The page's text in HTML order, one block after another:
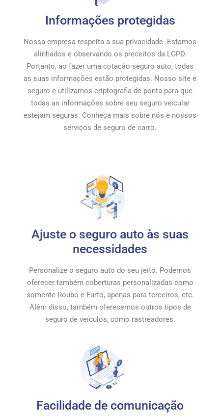
Informações protegidas
Nossa empresa respeita a sua privacidade. Estamos
alinhados e observando os preceitos da LGPD.
Portanto, ao fazer uma cotação seguro auto, todas
as suas informações estão protegidas. Nosso site é
seguro e utilizamos criptografia de ponta para que
todas as informações sobre seu seguro veicular
estejam seguras. Conheça mais sobre nós e nossos
serviços de seguro de carro.
Ajuste o seguro auto às suas
necessidades
Personalize o seguro auto do seu jeito. Podemos
oferecer também coberturas personalizadas como
somente Roubo e Furto, apenas para terceiros, etc.
Além disso, também oferecemos outros tipos de
seguro de veículos, como rastreadores.
Facilidade de comunicação